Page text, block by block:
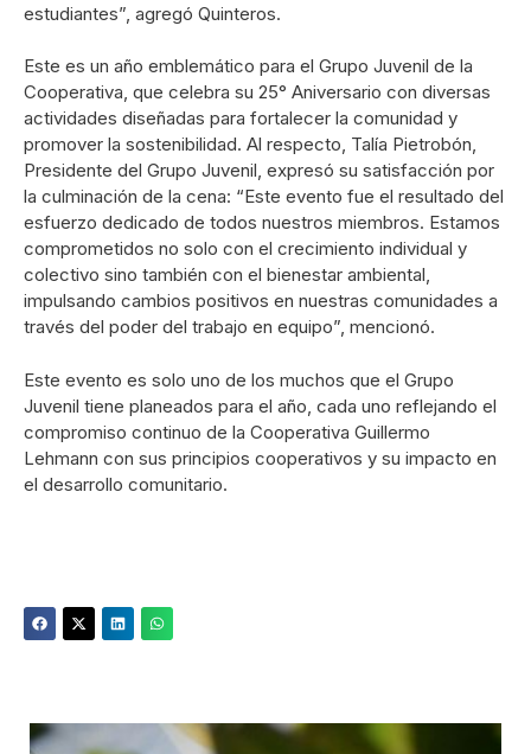
estudiantes”, agregó Quinteros.
Este es un año emblemático para el Grupo Juvenil de la
Cooperativa, que celebra su 25° Aniversario con diversas
actividades diseñadas para fortalecer la comunidad y
promover la sostenibilidad. Al respecto, Talía Pietrobón,
Presidente del Grupo Juvenil, expresó su satisfacción por
la culminación de la cena: “Este evento fue el resultado del
esfuerzo dedicado de todos nuestros miembros. Estamos
comprometidos no solo con el crecimiento individual y
colectivo sino también con el bienestar ambiental,
impulsando cambios positivos en nuestras comunidades a
través del poder del trabajo en equipo”, mencionó.
Este evento es solo uno de los muchos que el Grupo
Juvenil tiene planeados para el año, cada uno reflejando el
compromiso continuo de la Cooperativa Guillermo
Lehmann con sus principios cooperativos y su impacto en
el desarrollo comunitario.